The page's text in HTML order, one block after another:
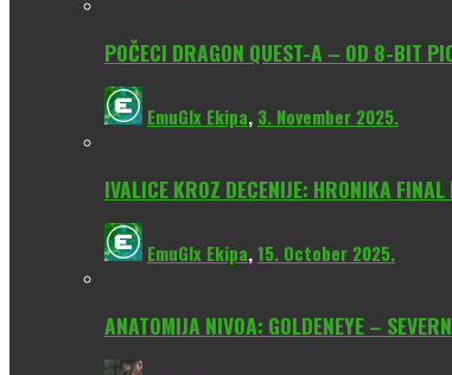
POČECI DRAGON QUEST-A – OD 8-BIT
EmuGlx Ekipa, 3. November 2025.
IVALICE KROZ DECENIJE: HRONIKA
EmuGlx Ekipa,15. October 2025.
ANATOMIJA NIVOA: GOLDENEYE –